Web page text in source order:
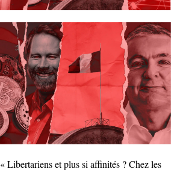
« Libertariens et plus si affinités ? Chez les